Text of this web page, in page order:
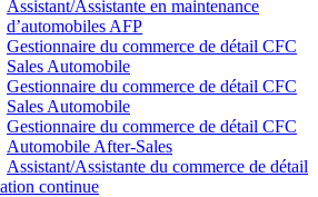
Assistant/Assistante en maintenance
d’automobiles AFP
Gestionnaire du commerce de détail CFC
Sales Automobile
Gestionnaire du commerce de détail CFC
Sales Automobile
Gestionnaire du commerce de détail CFC
Automobile After-Sales
Assistant/Assistante du commerce de détail
continue